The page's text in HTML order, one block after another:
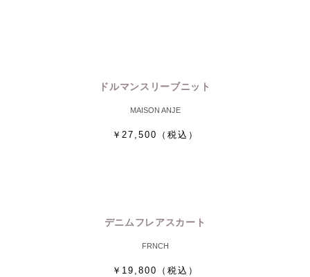
ドルマンスリーブニット
MAISON ANJE
￥27,500 （税込）
デニムフレアスカート
FRNCH
￥19,800 （税込）